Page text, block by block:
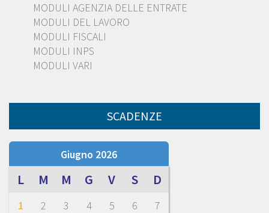
MODULI AGENZIA DELLE ENTRATE
MODULI DEL LAVORO
MODULI FISCALI
MODULI INPS
MODULI VARI
SCADENZE
Giugno 2026
L M M G V S D
1 2 3 4 5 6
7